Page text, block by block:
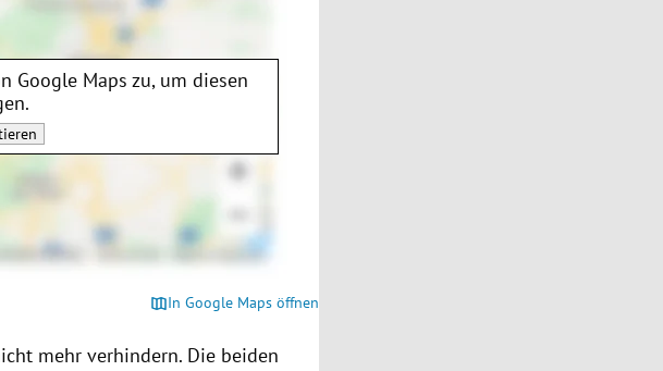
In Google Maps öffnen
Google Maps zu, um diesen
mehr verhindern. Die beiden